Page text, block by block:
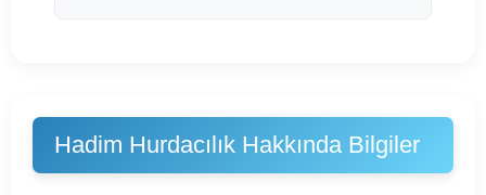
Hadim Hurdacılık Hakkında Bilgiler